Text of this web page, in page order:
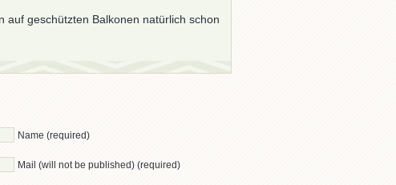
auf geschützten Balkonen natürlich schon
Name (required)
Mail (will not be published) (required)